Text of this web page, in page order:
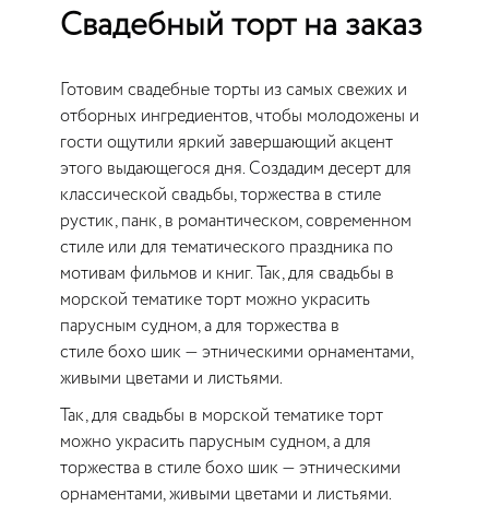
Свадебный торт на заказ
Готовим свадебные торты из самых свежих и
отборных ингредиентов, чтобы молодожены и
гости ощутили яркий завершающий акцент
этого выдающегося дня. Создадим десерт для
классической свадьбы, торжества в стиле
рустик, панк, в романтическом, современном
стиле или для тематического праздника по
мотивам фильмов и книг. Так, для свадьбы в
морской тематике торт можно украсить
парусным судном, а для торжества в
стиле бохо шик — этническими орнаментами,
живыми цветами и листьями.
Так, для свадьбы в морской тематике торт
можно украсить парусным судном, а для
торжества в стиле бохо шик — этническими
орнаментами, живыми цветами и листьями.